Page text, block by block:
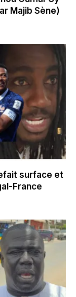
Majib Sène)
surface et
France